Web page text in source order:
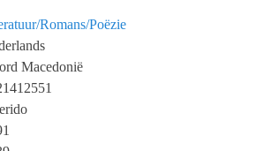
Romans/Poëzie
Macedonië